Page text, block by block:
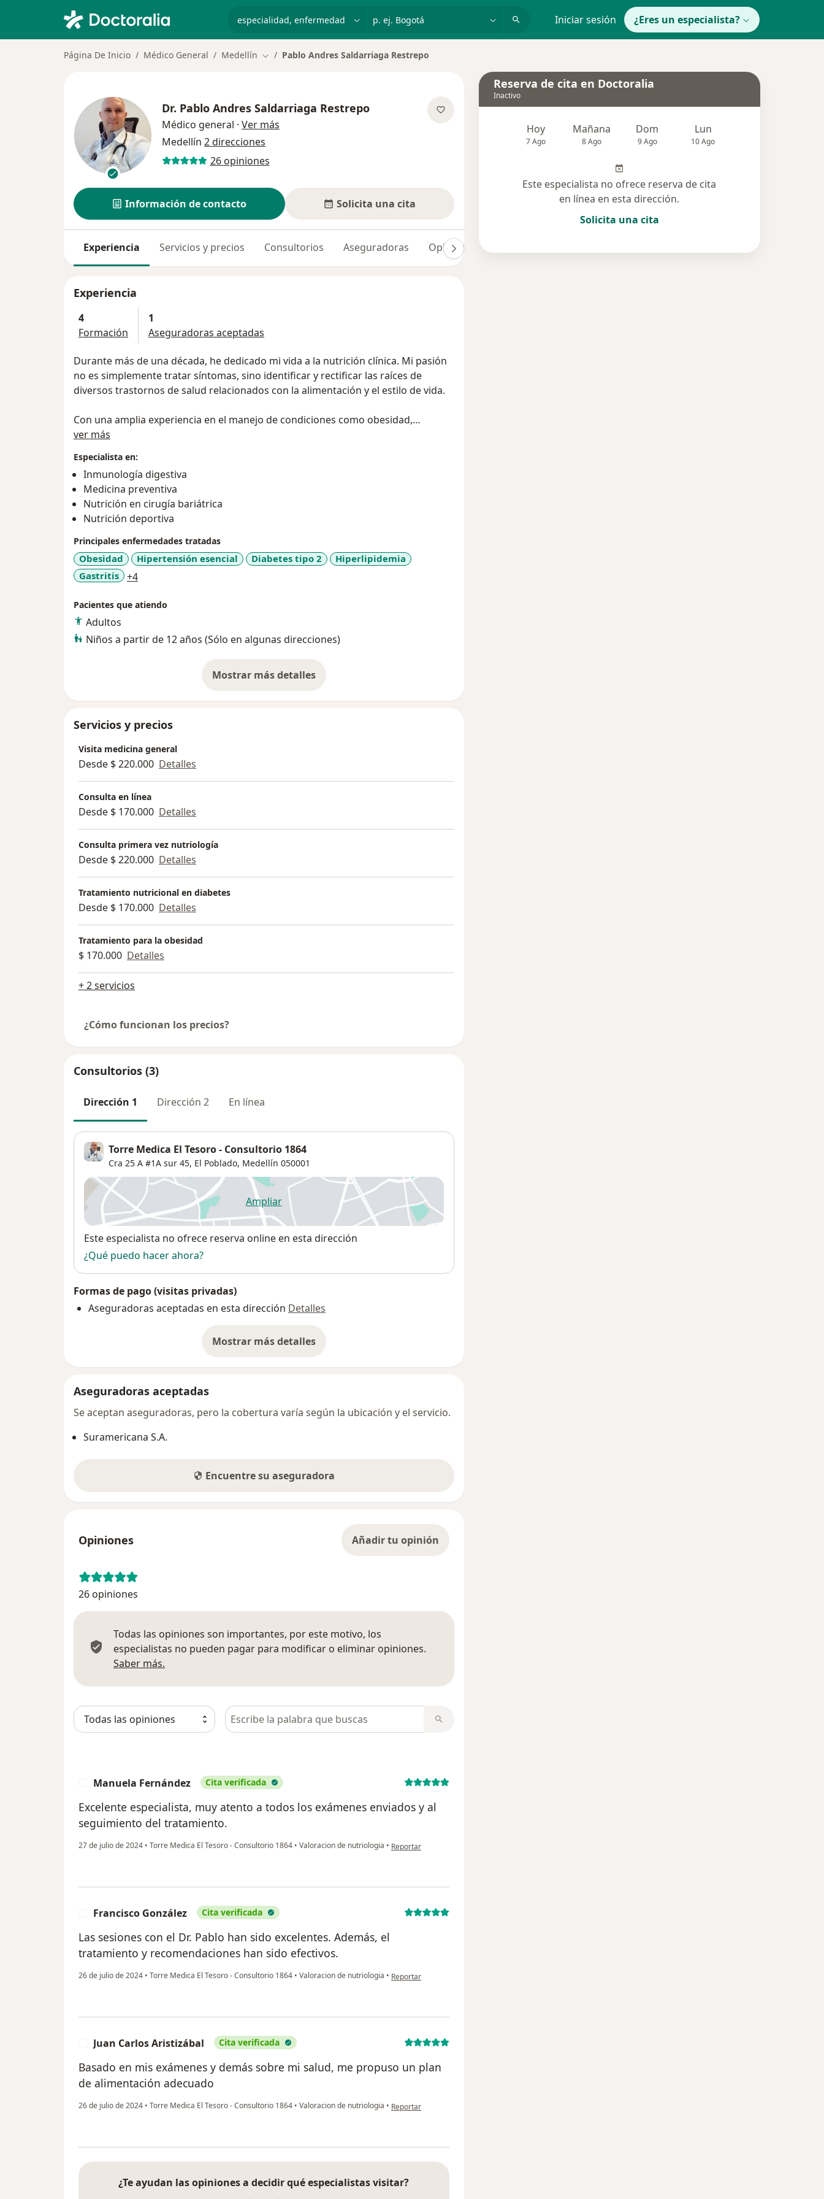
p. ej. Bogotá Iniciar sesión ¿Eres un especialista?
Página De Inicio Médico General Medellín Cambiar de ciudad
Pablo Andres Saldarriaga Restrepo
Dr. Pablo Andres Saldarriaga Restrepo
Médico general · Ver más
Medellín 2 direcciones
26 opiniones
Información de contacto Solicita una cita
Experiencia Servicios y precios Consultorios Aseguradoras Opiniones (26)
Experiencia
4
Formación
1
Aseguradoras aceptadas
Durante más de una década, he dedicado mi vida a la nutrición clínica. Mi pasión
no es simplemente tratar síntomas, sino identificar y rectificar las raíces de
diversos trastornos de salud relacionados con la alimentación y el estilo de vida.
Con una amplia experiencia en el manejo de condiciones como obesidad,
sobrepeso, diabetes, colesterol alto y trastornos digestivos, me esfuerzo por
tendencias pasajeras; en cambio, creo firmemente en la importancia de modificar
hábitos alimenticios y estilos de vida para lograr un bienestar óptimo.
Mi enfoque siempre ha sido integral. Considero que cada paciente es único, y por
ello, ofrezco atención médica personalizada, adaptada a las necesidades
específicas de cada individuo. Creo en un enfoque sostenible hacia la salud,
donde el equilibrio es clave para una vida plena y feliz.
ver más
Especialista en:
Inmunología digestiva
Medicina preventiva
Nutrición en cirugía bariátrica
Nutrición deportiva
Principales enfermedades tratadas
Obesidad Hipertensión esencial Diabetes tipo 2
Hiperlipidemia
Gastritis
+4a11y_sr_more_diseases
Pacientes que atiendo
Adultos
Niños a partir de 12 años (Sólo en algunas direcciones)
Mostrar más detalles
sobre la experiencia
Servicios y precios
Visita medicina general
Desde $ 220.000 Detalles
Consulta en línea
Desde $ 170.000 Detalles
Consulta primera vez nutriología
Desde $ 220.000 Detalles
Tratamiento nutricional en diabetes
Desde $ 170.000 Detalles
Tratamiento para la obesidad
$ 170.000 Detalles
+ 2 servicios
¿Cómo funcionan los precios?
Consultorios (3)
Dirección 1 Dirección 2 En línea
Torre Medica El Tesoro - Consultorio 1864
Cra 25 A #1A sur 45, El Poblado, Medellín 050001
Ampliarse abre en una nueva pestaña
Disponibilidad
Este especialista no ofrece reserva online en esta dirección
¿Qué puedo hacer ahora?
Formas de pago (visitas privadas)
Aseguradoras aceptadas en esta dirección Detalles
Mostrar más detalles
sobre la dirección
Aseguradoras aceptadas
Se aceptan aseguradoras, pero la cobertura varía según la ubicación y el servicio.
Suramericana S.A.
Encuentre su aseguradora
Opiniones Añadir tu opinión
26 opiniones
Todas las opiniones son importantes, por este motivo, los
especialistas no pueden pagar para modificar o eliminar opiniones.
Saber más.
Busca en opiniones
Manuela Fernández Cita verificada
Excelente especialista, muy atento a todos los exámenes enviados y al
seguimiento del tratamiento.
27 de julio de 2024 • Torre Medica El Tesoro - Consultorio 1864 • Valoracion de nutriologia • en opinión del usuario Manuela Fernández
Reportar
Francisco González Cita verificada
Las sesiones con el Dr. Pablo han sido excelentes. Además, el
tratamiento y recomendaciones han sido efectivos.
26 de julio de 2024 • Torre Medica El Tesoro - Consultorio 1864 • Valoracion de nutriologia • en opinión del usuario Francisco González
Reportar
Juan Carlos Aristizábal Cita verificada
Basado en mis exámenes y demás sobre mi salud, me propuso un plan
de alimentación adecuado
26 de julio de 2024 • Torre Medica El Tesoro - Consultorio 1864 • Valoracion de nutriologia • en opinión del usuario Juan Carlos Aristizábal
Reportar
¿Te ayudan las opiniones a decidir qué especialistas visitar?
Reserva de cita en Doctoralia
Inactivo
Hoy
7 Ago
Mañana
8 Ago
Dom
9 Ago
Lun
10 Ago
Este especialista no ofrece reserva de cita
en línea en esta dirección.
Solicita una cita